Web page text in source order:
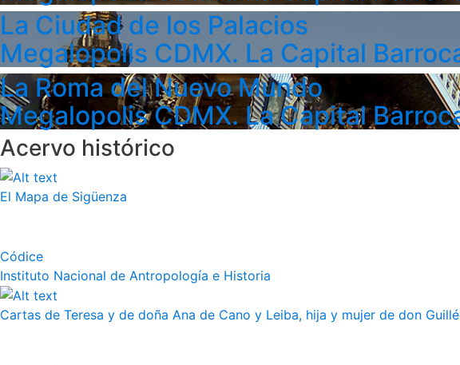
La Ciudad de los Palacios
Megalopolis CDMX. La Capital
La Roma del Nuevo Mundo
Megalopolis CDMX. La Capital
Acervo histórico
El Mapa de Sigüenza
Códice
Instituto Nacional de Antropología e Historia
Cartas de Teresa y de doña Ana de Cano y Leiba, hija y mujer de don